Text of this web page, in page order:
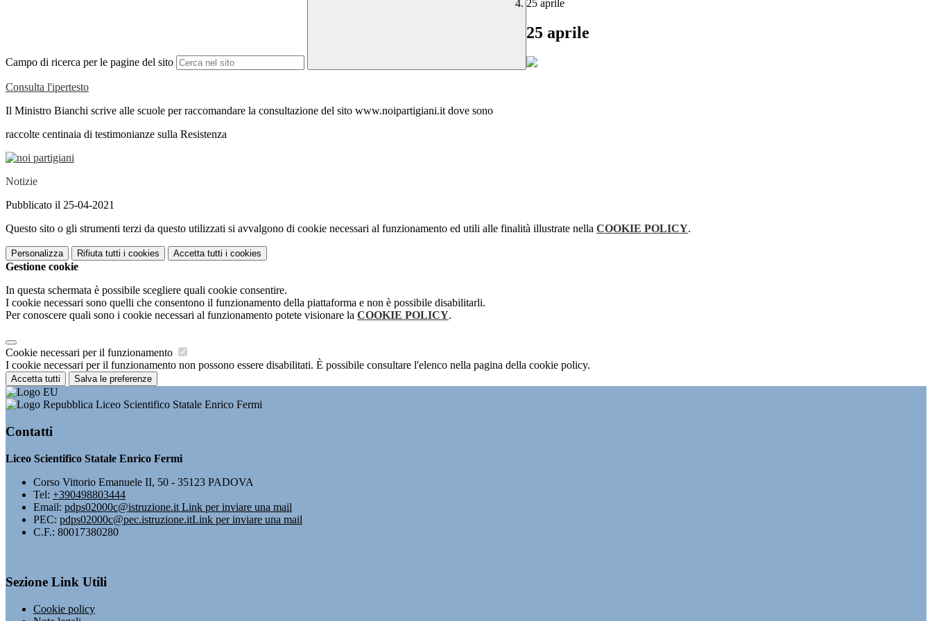
Campo di ricerca per le pagine del sito
25 aprile
25 aprile
Consulta l'ipertesto
Il Ministro Bianchi scrive alle scuole per raccomandare la consultazione del sito www.noipartigiani.it dove sono
raccolte centinaia di testimonianze sulla Resistenza
Notizie
Pubblicato il 25-04-2021
Questo sito o gli strumenti terzi da questo utilizzati si avvalgono di cookie necessari al funzionamento ed utili alle finalità illustrate nella COOKIE POLICY.
Personalizza Rifiuta tutti i cookies Accetta tutti i cookies
Gestione cookie
In questa schermata è possibile scegliere quali cookie consentire.
I cookie necessari sono quelli che consentono il funzionamento della piattaforma e non è possibile disabilitarli.
Per conoscere quali sono i cookie necessari al funzionamento potete visionare la COOKIE POLICY.
Cookie necessari per il funzionamento
I cookie necessari per il funzionamento non possono essere disabilitati. È possibile consultare l'elenco nella pagina della cookie policy.
Accetta tutti Salva le preferenze
Liceo Scientifico Statale Enrico Fermi
Contatti
Liceo Scientifico Statale Enrico Fermi
Corso Vittorio Emanuele II, 50 - 35123 PADOVA
Tel: +390498803444
Email: pdps02000c@istruzione.it Link per inviare una mail
PEC: pdps02000c@pec.istruzione.itLink per inviare una mail
C.F.: 80017380280
Sezione Link Utili
Cookie policy